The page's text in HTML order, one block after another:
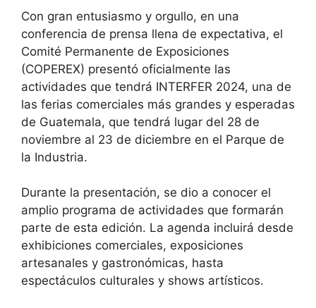
Con gran entusiasmo y orgullo, en una
conferencia de prensa llena de expectativa, el
Comité Permanente de Exposiciones
(COPEREX) presentó oficialmente las
actividades que tendrá INTERFER 2024, una de
las ferias comerciales más grandes y esperadas
de Guatemala, que tendrá lugar del 28 de
noviembre al 23 de diciembre en el Parque de
la Industria.
Durante la presentación, se dio a conocer el
amplio programa de actividades que formarán
parte de esta edición. La agenda incluirá desde
exhibiciones comerciales, exposiciones
artesanales y gastronómicas, hasta
espectáculos culturales y shows artísticos.